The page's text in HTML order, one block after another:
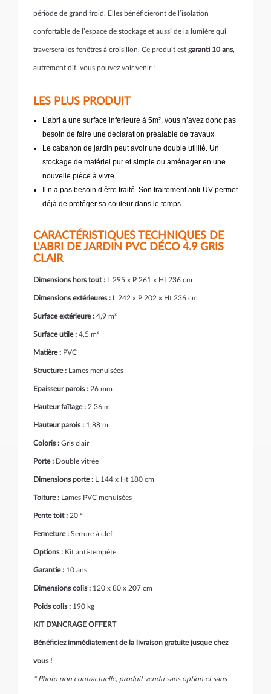
période de grand froid. Elles bénéficieront de l’isolation
confortable de l’espace de stockage et aussi de la lumière qui
traversera les fenêtres à croisillon. Ce produit est garanti 10 ans,
autrement dit, vous pouvez voir venir !
LES PLUS PRODUIT
L’abri a une surface inférieure à 5m², vous n’avez donc pas
besoin de faire une déclaration préalable de travaux
Le cabanon de jardin peut avoir une double utilité. Un
stockage de matériel pur et simple ou aménager en une
nouvelle pièce à vivre
Il n’a pas besoin d’être traité. Son traitement anti-UV permet
déjà de protéger sa couleur dans le temps
CARACTÉRISTIQUES TECHNIQUES DE
L'ABRI DE JARDIN PVC DÉCO 4.9 GRIS
CLAIR
Dimensions hors tout : L 295 x P 261 x Ht 236 cm
Dimensions extérieures : L 242 x P 202 x Ht 236 cm
Surface extérieure : 4,9 m²
Surface utile : 4,5 m²
Matière : PVC
Structure : Lames menuisées
Epaisseur parois : 26 mm
Hauteur faîtage : 2,36 m
Hauteur parois : 1,88 m
Coloris : Gris clair
Porte : Double vitrée
Dimensions porte : L 144 x Ht 180 cm
Toiture : Lames PVC menuisées
Pente toit : 20 °
Fermeture : Serrure à clef
Options : Kit anti-tempête
Garantie : 10 ans
Dimensions colis : 120 x 80 x 207 cm
Poids colis : 190 kg
KIT D'ANCRAGE OFFERT
Bénéficiez immédiatement de la livraison gratuite jusque chez
vous !
* Photo non contractuelle, produit vendu sans option et sans